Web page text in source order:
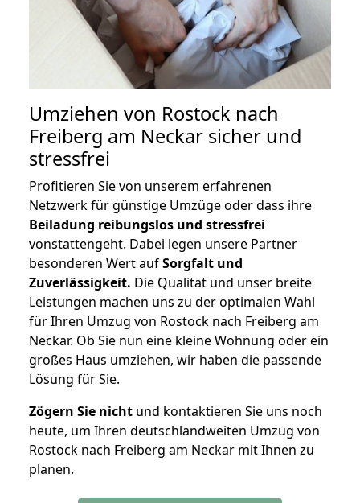
Umziehen von Rostock nach
Freiberg am Neckar sicher und
stressfrei
Profitieren Sie von unserem erfahrenen
Netzwerk für günstige Umzüge oder dass ihre
Beiladung reibungslos und stressfrei
vonstattengeht. Dabei legen unsere Partner
besonderen Wert aufSorgfalt und
Zuverlässigkeit. Die Qualität und unser breite
Leistungen machen uns zu der optimalen Wahl
für Ihren Umzug von Rostock nach Freiberg am
Neckar. Ob Sie nun eine kleine Wohnung oder ein
großes Haus umziehen, wir haben die passende
Lösung für Sie.
Zögern Sie nicht und kontaktieren Sie uns noch
heute, um Ihren deutschlandweiten Umzug von
Rostock nach Freiberg am Neckar mit Ihnen zu
planen.